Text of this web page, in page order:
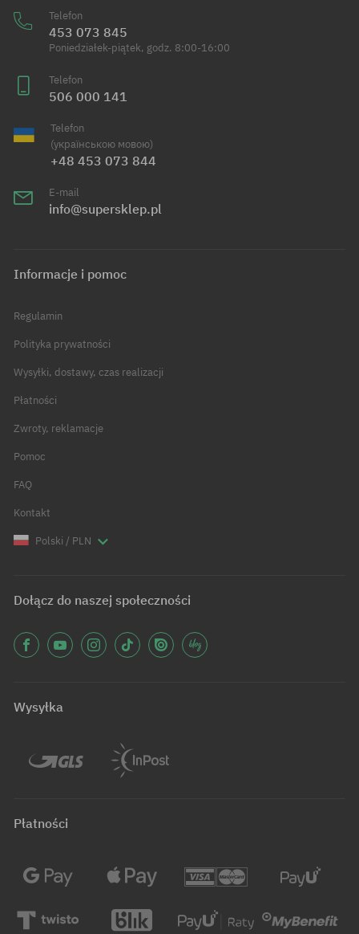
Telefon
453 073 845
Poniedziałek-piątek, godz. 8:00-16:00
Telefon
506 000 141
Telefon
(українською мовою)
+48 453 073 844
E-mail
info@supersklep.pl
Informacje i pomoc
Regulamin
Polityka prywatności
Wysyłki, dostawy, czas realizacji
Płatności
Zwroty, reklamacje
Pomoc
FAQ
Kontakt
Polski / PLN
Dołącz do naszej społeczności
Wysyłka
Płatności